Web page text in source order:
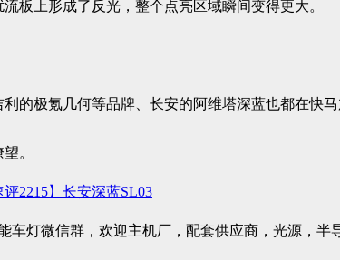
板上形成了反光，整个点亮区域瞬间变得更大。
的极氪几何等品牌、长安的阿维塔深蓝也都在快
。
评2215】长安深蓝SL03
灯微信群，欢迎主机厂，配套供应商，光源，半